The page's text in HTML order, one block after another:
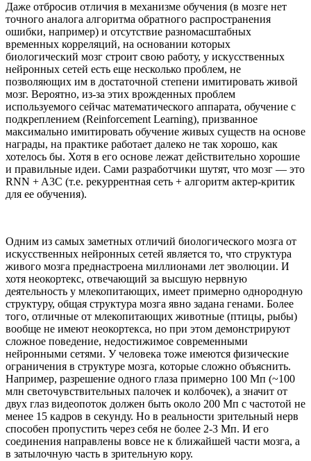
Даже отбросив отличия в механизме обучения (в мозге нет
точного аналога алгоритма обратного распространения
ошибки, например) и отсутствие разномасштабных
временных корреляций, на основании которых
биологический мозг строит свою работу, у искусственных
нейронных сетей есть еще несколько проблем, не
позволяющих им в достаточной степени имитировать живой
мозг. Вероятно, из-за этих врожденных проблем
используемого сейчас математического аппарата, обучение с
подкреплением (Reinforcement Learning), призванное
максимально имитировать обучение живых существ на основе
награды, на практике работает далеко не так хорошо, как
хотелось бы. Хотя в его основе лежат действительно хорошие
и правильные идеи. Сами разработчики шутят, что мозг — это
RNN + A3C (т.е. рекуррентная сеть + алгоритм актер-критик
для ее обучения).
Одним из самых заметных отличий биологического мозга от
искусственных нейронных сетей является то, что структура
живого мозга преднастроена миллионами лет эволюции. И
хотя неокортекс, отвечающий за высшую нервную
деятельность у млекопитающих, имеет примерно однородную
структуру, общая структура мозга явно задана генами. Более
того, отличные от млекопитающих животные (птицы, рыбы)
вообще не имеют неокортекса, но при этом демонстрируют
сложное поведение, недостижимое современными
нейронными сетями. У человека тоже имеются физические
ограничения в структуре мозга, которые сложно объяснить.
Например, разрешение одного глаза примерно 100 Мп (~100
млн светочувствительных палочек и колбочек), а значит от
двух глаз видеопоток должен быть около 200 Мп с частотой не
менее 15 кадров в секунду. Но в реальности зрительный нерв
способен пропустить через себя не более 2-3 Мп. И его
соединения направлены вовсе не к ближайшей части мозга, а
в затылочную часть в зрительную кору.